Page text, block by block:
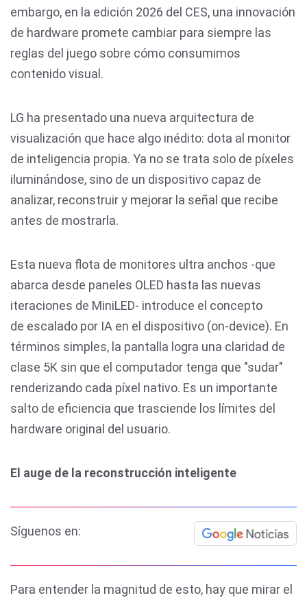
embargo, en la edición 2026 del CES, una innovación
de hardware promete cambiar para siempre las
reglas del juego sobre cómo consumimos
contenido visual.
LG ha presentado una nueva arquitectura de
visualización que hace algo inédito: dota al monitor
de inteligencia propia. Ya no se trata solo de píxeles
iluminándose, sino de un dispositivo capaz de
analizar, reconstruir y mejorar la señal que recibe
antes de mostrarla.
Esta nueva flota de monitores ultra anchos -que
abarca desde paneles OLED hasta las nuevas
iteraciones de MiniLED- introduce el concepto
de escalado por IA en el dispositivo (on-device). En
términos simples, la pantalla logra una claridad de
clase 5K sin que el computador tenga que "sudar"
renderizando cada píxel nativo. Es un importante
salto de eficiencia que trasciende los límites del
hardware original del usuario.
El auge de la reconstrucción inteligente
Síguenos en:
Para entender la magnitud de esto, hay que mirar el